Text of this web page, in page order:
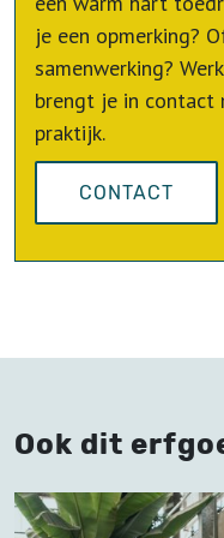
je een opmerking?
samenwerking?
brengt je in contact
praktijk.
CONTACT
Ook dit